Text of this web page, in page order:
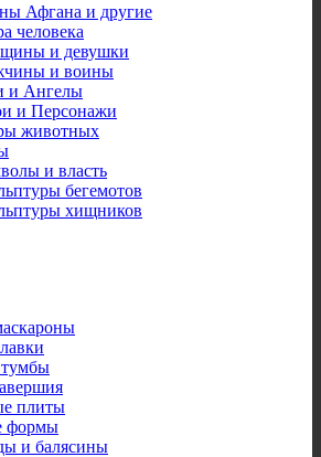
Афгана и другие
человека
и девушки
и воины
и Ангелы
и Персонажи
животных
и власть
бегемотов
хищников
плиты
формы
и балясины